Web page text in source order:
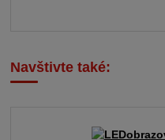
Navštivte také: